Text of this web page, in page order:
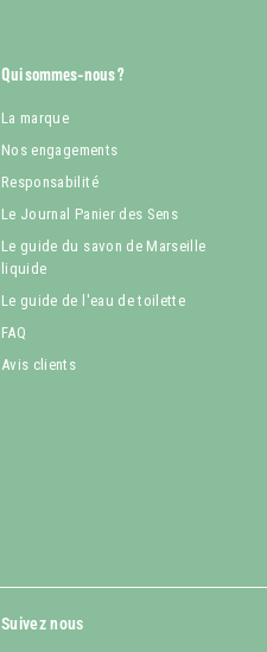
Qui sommes-nous ?
La marque
Nos engagements
Responsabilité
Le Journal Panier des Sens
Le guide du savon de Marseille
liquide
Le guide de l'eau de toilette
FAQ
Avis clients
Suivez nous